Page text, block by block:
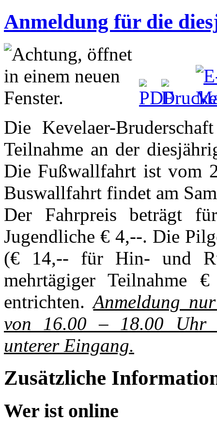
Anmeldung für die
Die Kevelaer-
Teilnahme an der
Die Fußwallfahrt ist vom
Buswallfahrt findet am
Der Fahrpreis beträgt
Jugendliche € 4,--. Die
(€ 14,-- für Hin- und
mehrtägiger Teilnahme
entrichten.Anmeldung
von 16.00 – 18.00 Uhr
unterer Eingang.
Zusätzliche
Wer ist online